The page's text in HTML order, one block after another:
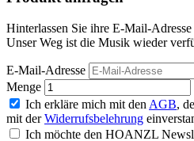
Hinterlassen Sie ihre E-Mail-
Unser Weg ist die Musik wieder
E-Mail-Adresse
Menge
Ich erkläre mich mit den AGB,
mit derWiderrufsbelehrung
Ich möchte den HOANZL